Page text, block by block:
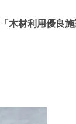
「木材利用優良